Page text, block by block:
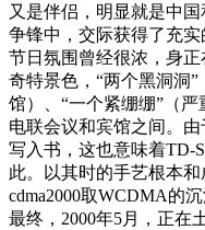
又是伴侣，明显就是中
争锋中，交际获得了充
节日氛围曾经很浓，身
奇特景色，“两个黑洞洞
馆）、“一个紧绷绷”（
电联会议和宾馆之间。
写入书，这也意味着TD-
此。以其时的手艺根本
cdma2000取WCDMA的
最终，2000年5月，正在